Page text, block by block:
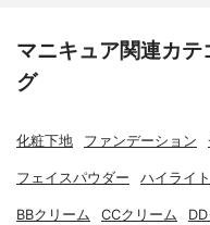
マニキュア関連カ
グ
化粧下地 ファンデーション
フェイスパウダー ハイライト
BBクリーム CCクリーム